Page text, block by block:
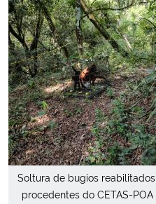
Soltura de bugios reabilitados,
procedentes do CETAS-POA